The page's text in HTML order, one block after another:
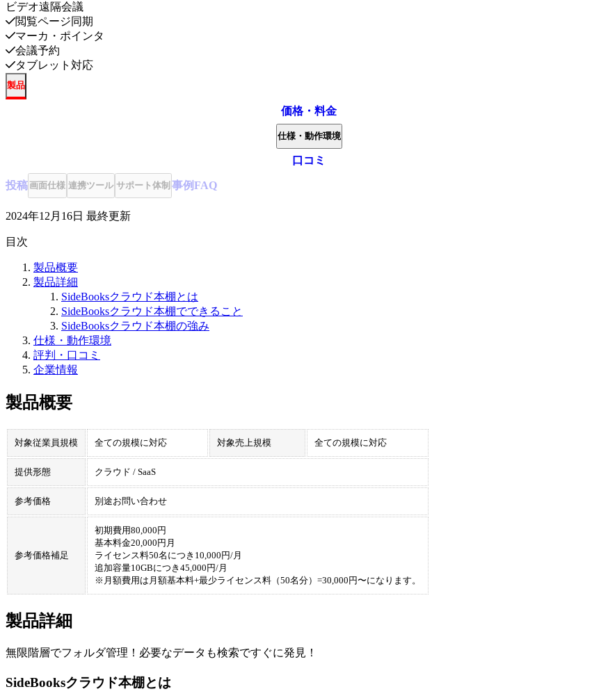
ビデオ遠隔会議
閲覧ページ同期
マーカ・ポインタ
会議予約
タブレット対応
製品
価格・料金
仕様・動作環境
口コミ
投稿画面仕様 連携ツール サポート体制 事例FAQ
2024年12月16日 最終更新
目次
製品概要
製品詳細
SideBooksクラウド本棚とは
SideBooksクラウド本棚でできること
SideBooksクラウド本棚の強み
仕様・動作環境
評判・口コミ
企業情報
製品概要
対象従業員規模 全ての規模に対応 対象売上規模 全ての規模に対応
提供形態 クラウド / SaaS
参考価格 別途お問い合わせ
参考価格補足
初期費用80,000円
基本料金20,000円月
ライセンス料50名につき10,000円/月
追加容量10GBにつき45,000円/月
※月額費用は月額基本料+最少ライセンス料（50名分）=30,000円〜になります。
製品詳細
無限階層でフォルダ管理！必要なデータも検索ですぐに発見！
SideBooksクラウド本棚とは